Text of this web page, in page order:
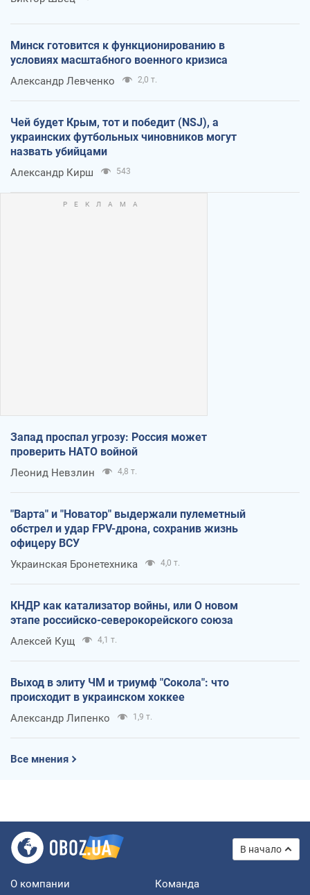
Минск готовится к функционированию в
условиях масштабного военного кризиса
Александр Левченко 2,0 т.
Чей будет Крым, тот и победит (NSJ), а
украинских футбольных чиновников могут
назвать убийцами
Александр Кирш 543
Запад проспал угрозу: Россия может
проверить НАТО войной
Леонид Невзлин 4,8 т.
"Варта" и "Новатор" выдержали пулеметный
обстрел и удар FPV-дрона, сохранив жизнь
офицеру ВСУ
Украинская Бронетехника 4,0 т.
КНДР как катализатор войны, или О новом
этапе российско-северокорейского союза
Алексей Кущ 4,1 т.
Выход в элиту ЧМ и триумф "Сокола": что
происходит в украинском хоккее
Александр Липенко 1,9 т.
Все мнения
В начало
О компании Команда